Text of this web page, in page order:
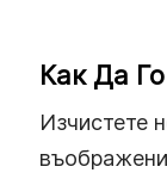
Как Да
Изчистете